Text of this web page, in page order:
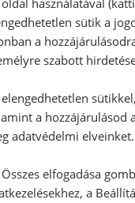
használatával
sütik a
a
szabott
a hozzájárulásod
adatvédelmi elveinket.
elfogadása
a